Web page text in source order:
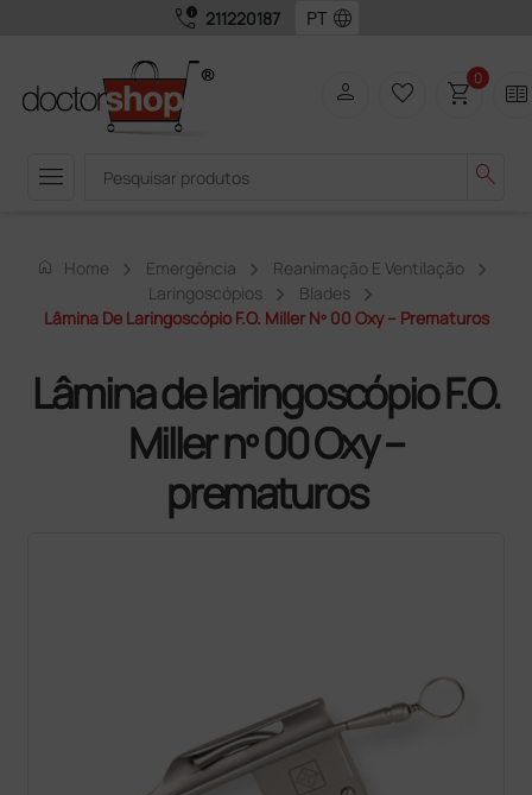
call_quality 211220187 language
menu search
person favorite_border shopping_cart0 two_pager
home Home Emergência
Reanimação E Ventilação
Laringoscópios
Blades
Lâmina De Laringoscópio F.O. Miller Nº 00 Oxy – Prematuros
Lâmina de laringoscópio F.O.
Miller nº 00 Oxy –
prematuros